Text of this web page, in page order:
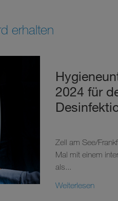
erhalten
2024 für
Zell am See/
Mal mit einem
als...
Weiterlesen